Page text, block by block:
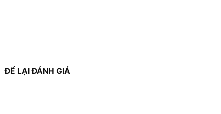
ĐỂ LẠI ĐÁNH GIÁ